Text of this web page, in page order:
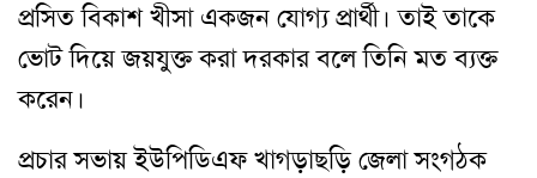
প্রসিত বিকাশ খীসা একজন যোগ্য প্রার্থী। তাই তাকে
ভোট দিয়ে জয়যুক্ত করা দরকার বলে তিনি মত ব্যক্ত
করেন।
প্রচার সভায় ইউপিডিএফ খাগড়াছড়ি জেলা সংগঠক